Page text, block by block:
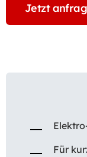
Jetzt
Für